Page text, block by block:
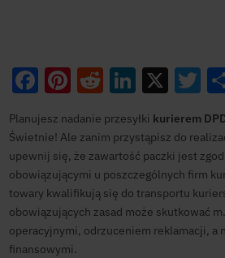
Facebook
Pinterest
Reddit
X
Planujesz nadanie przesyłki kurierem
Świetnie! Ale zanim przystąpisz do
upewnij się, że zawartość paczki jest
obowiązującymi u poszczególnych firm
towary kwalifikują się do transportu
obowiązujących zasad może skutkować
operacyjnymi, odrzuceniem reklamacji, a
finansowymi.